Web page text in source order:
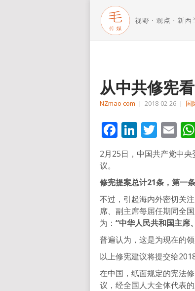
从中共修宪
NZmao com | 2018-02-26 | 国
Facebook
2月25日，中国共产党中
议。
修宪提案总计21条，第一
不过，引起海内外密切关
席、副主席每届任期同全
为： “中华人民共和国主席
普遍认为，这是为现在的
以上修宪建议将提交给
在中国，纸面规定的宪法
议，经全国人大全体代表